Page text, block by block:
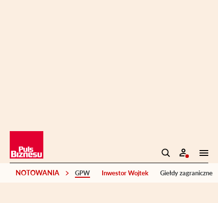
NOTOWANIA GPW Inwestor Wojtek Giełdy zagraniczne